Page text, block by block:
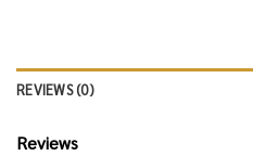
REVIEWS (0)
Reviews